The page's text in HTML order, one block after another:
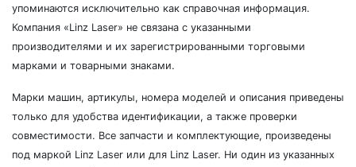
упоминаются исключительно как справочная информация.
Компания «Linz Laser» не связана с указанными
производителями и их зарегистрированными торговыми
марками и товарными знаками.
Марки машин, артикулы, номера моделей и описания приведены
только для удобства идентификации, а также проверки
совместимости. Все запчасти и комплектующие, произведены
под маркой Linz Laser или для Linz Laser. Ни один из указанных